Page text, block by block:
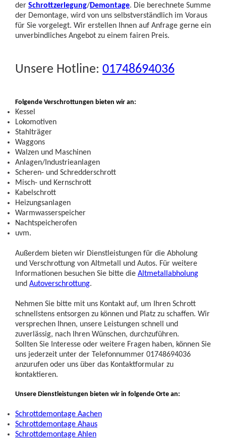
der Schrottzerlegung/Demontage. Die berechnete Summe
der Demontage, wird von uns selbstverständlich im Voraus
für Sie vorgelegt. Wir erstellen Ihnen auf Anfrage gerne ein
unverbindliches Angebot zu einem fairen Preis.
Unsere Hotline: 01748694036
Folgende Verschrottungen bieten wir an:
Kessel
Lokomotiven
Stahlträger
Waggons
Walzen und Maschinen
Anlagen/Industrieanlagen
Scheren- und Schredderschrott
Misch- und Kernschrott
Kabelschrott
Heizungsanlagen
Warmwasserspeicher
Nachtspeicherofen
uvm.
Außerdem bieten wir Dienstleistungen für die Abholung
und Verschrottung von Altmetall und Autos. Für weitere
Informationen besuchen Sie bitte die Altmetallabholung
und Autoverschrottung.
Nehmen Sie bitte mit uns Kontakt auf, um Ihren Schrott
schnellstens entsorgen zu können und Platz zu schaffen. Wir
versprechen Ihnen, unsere Leistungen schnell und
zuverlässig, nach Ihren Wünschen, durchzuführen.
Sollten Sie Interesse oder weitere Fragen haben, können Sie
uns jederzeit unter der Telefonnummer 01748694036
anzurufen oder uns über das Kontaktformular zu
kontaktieren.
Unsere Dienstleistungen bieten wir in folgende Orte an:
Schrottdemontage Aachen
Schrottdemontage Ahaus
Schrottdemontage Ahlen